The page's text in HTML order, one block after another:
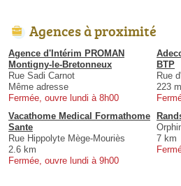
Agences à proximité
Agence d'Intérim PROMAN
Montigny-le-Bretonneux
Rue Sadi Carnot
Même adresse
Fermée, ouvre lundi à 8h00
BTP
Rue
223
Vacathome Medical Formathome
Sante
Rue Hippolyte Mège-Mouriès
2.6 km
Fermée, ouvre lundi à 9h00
7 km